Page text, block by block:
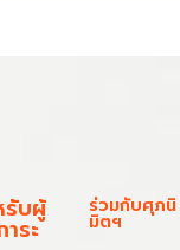
รับผู้
ระ
ร่วมกับศุภนิ
มิตฯ